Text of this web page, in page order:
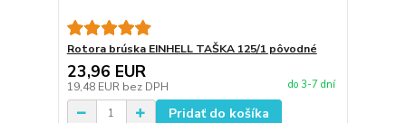
Rotora brúska EINHELL TAŠKA 125/1 pôvodné
23,96 EUR
19,48 EUR bez DPH do 3-7 dní
Pridať do košíka